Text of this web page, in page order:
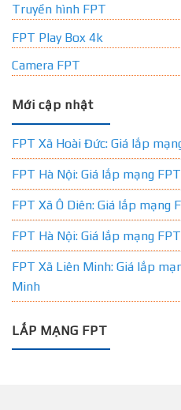
Truyền hình FPT
FPT Play Box 4k
Camera FPT
Mới cập nhật
FPT Xã Hoài Đức: Giá lắp
FPT Hà Nội: Giá lắp mạng
FPT Xã Ô Diên: Giá lắp mạng
FPT Hà Nội: Giá lắp mạng
FPT Xã Liên Minh: Giá lắp
Minh
LẮP MẠNG FPT